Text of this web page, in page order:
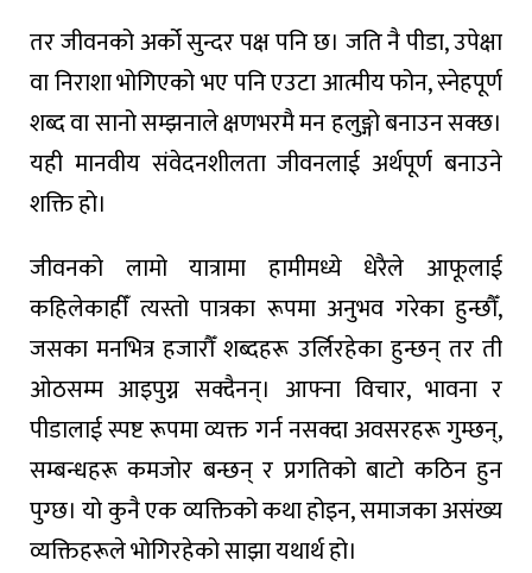
तर जीवनको अर्को सुन्दर पक्ष पनि छ। जति नै पीडा, उपेक्षा
वा निराशा भोगिएको भए पनि एउटा आत्मीय फोन, स्नेहपूर्ण
शब्द वा सानो सम्झनाले क्षणभरमै मन हलुङ्गो बनाउन सक्छ।
यही मानवीय संवेदनशीलता जीवनलाई अर्थपूर्ण बनाउने
शक्ति हो।
जीवनको लामो यात्रामा हामीमध्ये धेरैले आफूलाई
कहिलेकाहीँ त्यस्तो पात्रका रूपमा अनुभव गरेका हुन्छौँ,
जसका मनभित्र हजारौँ शब्दहरू उर्लिरहेका हुन्छन् तर ती
ओठसम्म आइपुग्न सक्दैनन्। आफ्ना विचार, भावना र
पीडालाई स्पष्ट रूपमा व्यक्त गर्न नसक्दा अवसरहरू गुम्छन्,
सम्बन्धहरू कमजोर बन्छन् र प्रगतिको बाटो कठिन हुन
पुग्छ। यो कुनै एक व्यक्तिको कथा होइन, समाजका असंख्य
व्यक्तिहरूले भोगिरहेको साझा यथार्थ हो।